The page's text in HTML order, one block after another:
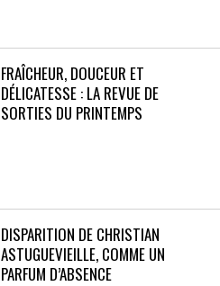
FRAÎCHEUR, DOUCEUR ET
DÉLICATESSE : LA REVUE DE
SORTIES DU PRINTEMPS
DISPARITION DE CHRISTIAN
ASTUGUEVIEILLE, COMME UN
PARFUM D’ABSENCE